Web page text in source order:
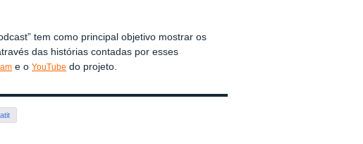
tem como principal objetivo mostrar os
das histórias contadas por esses
e oYouTube do projeto.